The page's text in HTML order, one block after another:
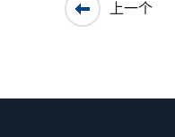
上一个